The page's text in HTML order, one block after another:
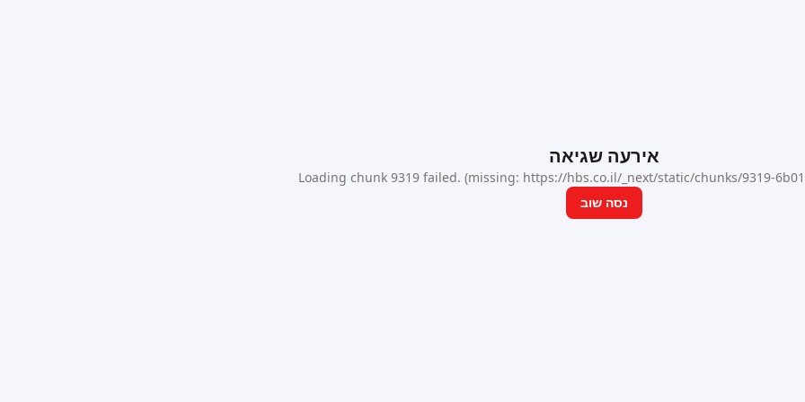
אירעה שגיאה
Loading chunk 9319 failed. (missing: https://hbs.co.il/_next/static/chunks/9319-
נסה שוב